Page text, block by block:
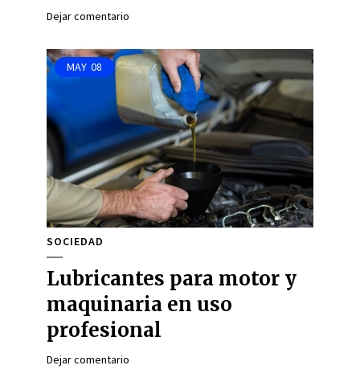
Dejar comentario
MAY 08
SOCIEDAD
Lubricantes para motor y
maquinaria en uso
profesional
Dejar comentario